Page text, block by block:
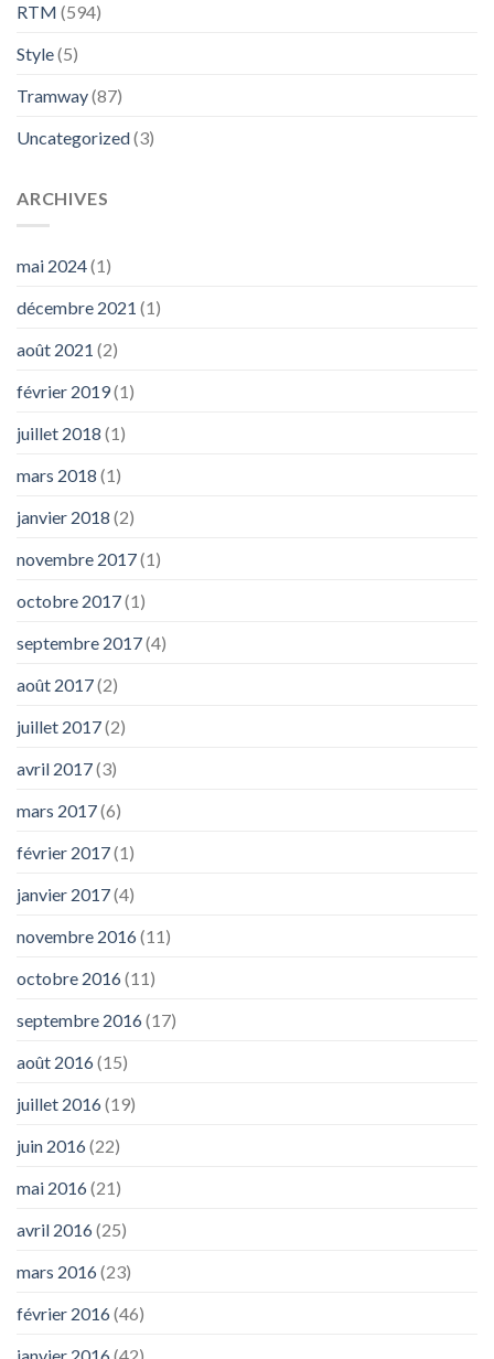
RTM (594)
Style(5)
Tramway(87)
Uncategorized(3)
ARCHIVES
mai 2024(1)
décembre 2021 (1)
août 2021 (2)
février 2019(1)
juillet 2018 (1)
mars 2018 (1)
janvier 2018 (2)
novembre 2017(1)
octobre 2017(1)
septembre 2017(4)
août 2017(2)
juillet 2017(2)
avril 2017(3)
mars 2017(6)
février 2017(1)
janvier 2017(4)
novembre 2016(11)
octobre 2016(11)
septembre 2016(17)
août 2016(15)
juillet 2016(19)
juin 2016(22)
mai 2016(21)
avril 2016(25)
mars 2016(23)
février 2016(46)